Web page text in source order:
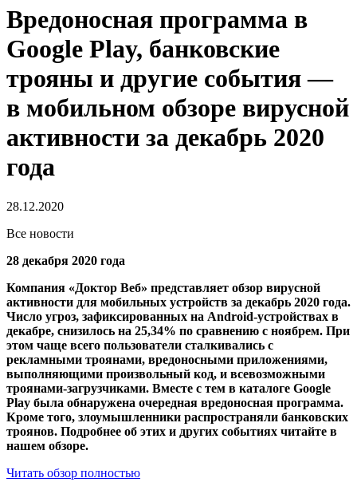
Вредоносная программа в
Google Play, банковские
трояны и другие события —
в мобильном обзоре вирусной
активности за декабрь 2020
года
28.12.2020
Все новости
28 декабря 2020 года
Компания «Доктор Веб» представляет обзор вирусной
активности для мобильных устройств за декабрь 2020 года.
Число угроз, зафиксированных на Android-устройствах в
декабре, снизилось на 25,34% по сравнению с ноябрем. При
этом чаще всего пользователи сталкивались с
рекламными троянами, вредоносными приложениями,
выполняющими произвольный код, и всевозможными
троянами-загрузчиками. Вместе с тем в каталоге Google
Play была обнаружена очередная вредоносная программа.
Кроме того, злоумышленники распространяли банковских
троянов. Подробнее об этих и других событиях читайте в
нашем обзоре.
Читать обзор полностью